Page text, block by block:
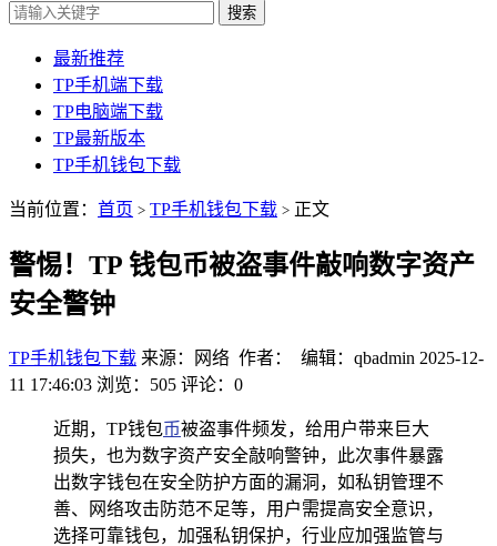
搜索
最新推荐
TP手机端下载
TP电脑端下载
TP最新版本
TP手机钱包下载
当前位置： 首页 > TP手机钱包下载 > 正文
警惕！TP 钱包币被盗事件敲响数字资产
安全警钟
TP手机钱包下载 来源：网络 作者： 编辑：qbadmin 2025-12-
11 17:46:03 浏览：505 评论：0
近期，TP钱包币被盗事件频发，给用户带来巨大
损失，也为数字资产安全敲响警钟，此次事件暴露
出数字钱包在安全防护方面的漏洞，如私钥管理不
善、网络攻击防范不足等，用户需提高安全意识，
选择可靠钱包，加强私钥保护，行业应加强监管与